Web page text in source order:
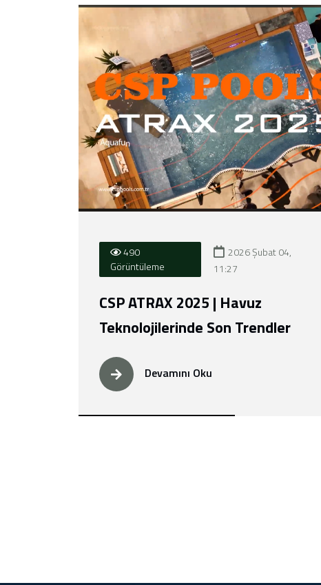
490
Görüntüleme
2026 Şubat 04,
11:27
CSP ATRAX 2025 | Havuz
Teknolojilerinde Son Trendler
Devamını Oku